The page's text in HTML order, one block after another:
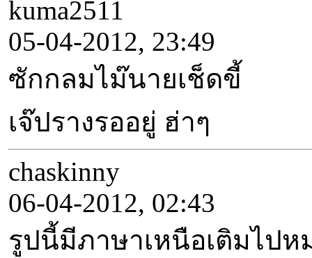
kuma2511
05-04-2012, 23:49
ซักกลมไม๊นายเช็ดขี้
เจ๊ปรางรออยู่ ฮ่าๆ
chaskinny
06-04-2012, 02:43
รูปนี้มีภาษาเหนือเติมไป